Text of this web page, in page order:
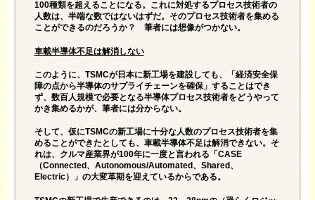
100種類を超えることになる。これに対処するプロセス技術者の
人数は、半端な数ではないはずだ。そのプロセス技術者を集める
ことができるのだろうか？ 筆者には想像がつかない。
車載半導体不足は解消しない
このように、TSMCが日本に新工場を建設しても、「経済安全保
障の点から半導体のサプライチェーンを確保」することはでき
ず、数百人規模で必要となる半導体プロセス技術者をどうやって
かき集めるかが、筆者には分からない。
そして、仮にTSMCの新工場に十分な人数のプロセス技術者を集
めることができたとしても、車載半導体不足は解消できない。そ
れは、クルマ産業界が100年に一度と言われる「CASE
（Connected、Autonomous/Automated、Shared、
Electric）」の大変革期を迎えているからである。